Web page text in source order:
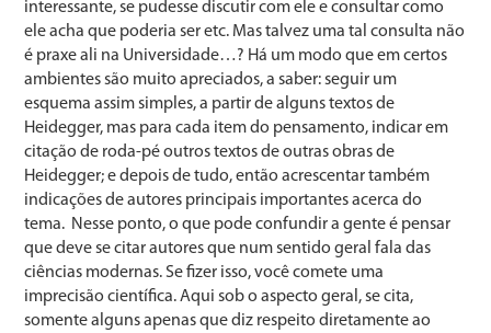
interessante, se pudesse discutir com ele e consultar como
ele acha que poderia ser etc. Mas talvez uma tal consulta não
é praxe ali na Universidade…? Há um modo que em certos
ambientes são muito apreciados, a saber: seguir um
esquema assim simples, a partir de alguns textos de
Heidegger, mas para cada item do pensamento, indicar em
citação de roda-pé outros textos de outras obras de
Heidegger; e depois de tudo, então acrescentar também
indicações de autores principais importantes acerca do
tema. Nesse ponto, o que pode confundir a gente é pensar
que deve se citar autores que num sentido geral fala das
ciências modernas. Se fizer isso, você comete uma
imprecisão científica. Aqui sob o aspecto geral, se cita,
somente alguns apenas que diz respeito diretamente ao